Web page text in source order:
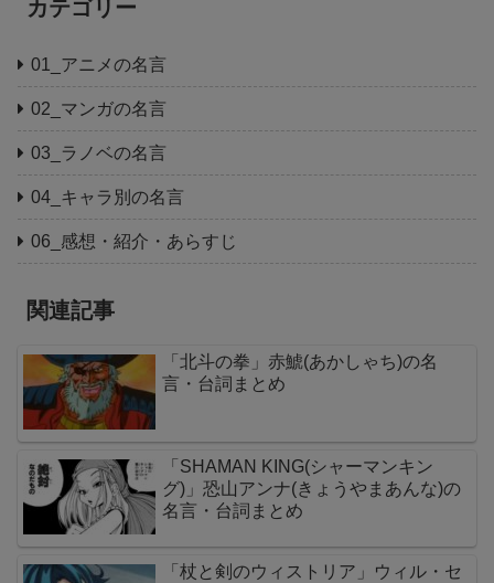
カテゴリー
01_アニメの名言
02_マンガの名言
03_ラノベの名言
04_キャラ別の名言
06_感想・紹介・あらすじ
関連記事
「北斗の拳」赤鯱(あかしゃち)の名
言・台詞まとめ
「SHAMAN KING(シャーマンキン
グ)」恐山アンナ(きょうやまあんな)の
名言・台詞まとめ
「杖と剣のウィストリア」ウィル・セ